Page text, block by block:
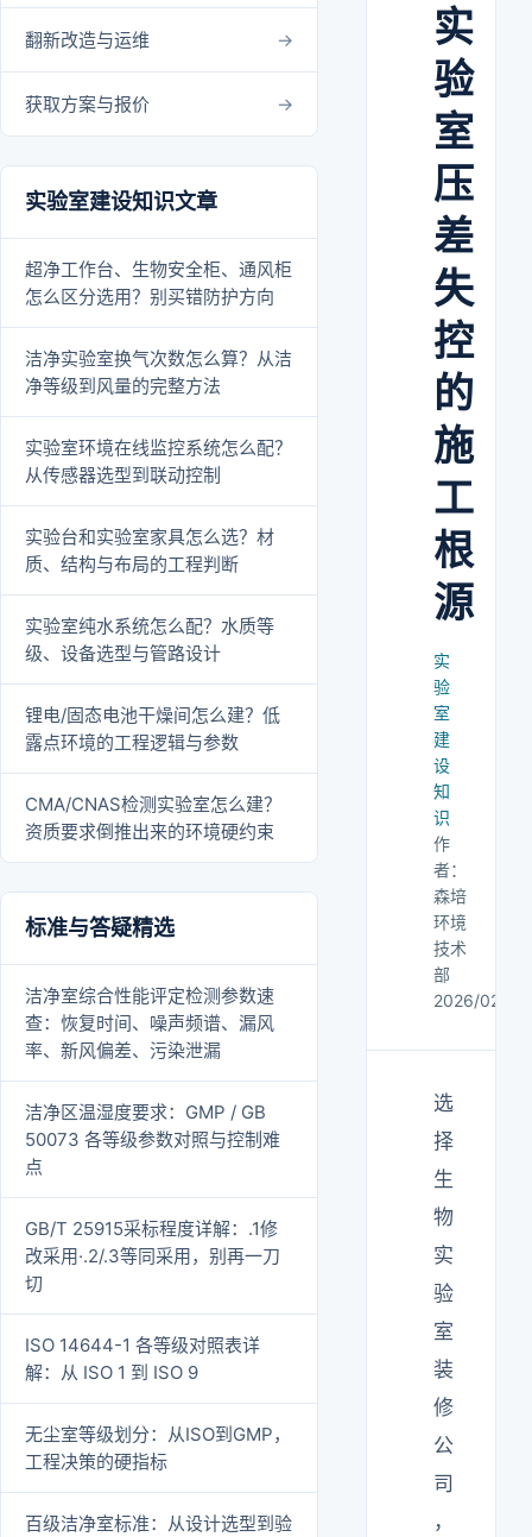
翻新改造与运维
获取方案与报价
实验室建设知识文章
超净工作台、生物安全柜、通风柜
怎么区分选用？别买错防护方向
洁净实验室换气次数怎么算？从洁
净等级到风量的完整方法
实验室环境在线监控系统怎么配？
从传感器选型到联动控制
实验台和实验室家具怎么选？材
质、结构与布局的工程判断
实验室纯水系统怎么配？水质等
级、设备选型与管路设计
锂电/固态电池干燥间怎么建？低
露点环境的工程逻辑与参数
CMA/CNAS检测实验室怎么建？
资质要求倒推出来的环境硬约束
标准与答疑精选
洁净室综合性能评定检测参数速
查：恢复时间、噪声频谱、漏风
率、新风偏差、污染泄漏
洁净区温湿度要求：GMP / GB
50073 各等级参数对照与控制难
点
GB/T 25915采标程度详解：.1修
改采用·.2/.3等同采用，别再一刀
切
ISO 14644-1 各等级对照表详
解：从 ISO 1 到 ISO 9
无尘室等级划分：从ISO到GMP，
工程决策的硬指标
百级洁净室标准：从设计选型到验
实
验
室
压
差
失
控
的
施
工
根
源
实
验
室
建
设
知
识
作
者：
森培
环境
技术
部
2026/02/28
选
择
生
物
实
验
室
装
修
公
司
，